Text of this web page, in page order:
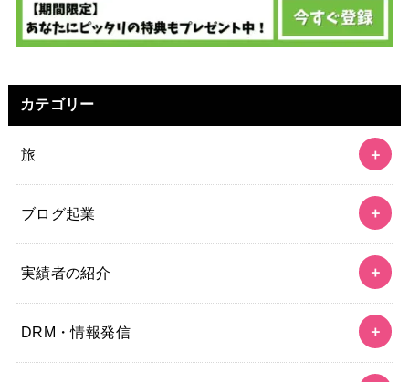
カテゴリー
旅
ブログ起業
実績者の紹介
DRM・情報発信